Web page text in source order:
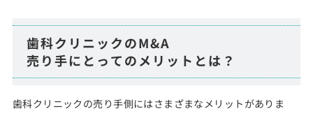
歯科クリニックのM&A
売り手にとってのメリットとは？
歯科クリニックの売り手側にはさまざまなメリットがありま